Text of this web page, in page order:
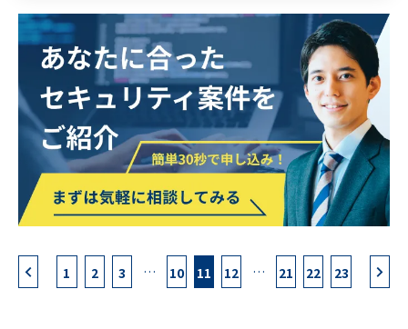
■フリーソフト管理：導入審査、台帳管
理・棚卸
■企画・ガバナンス
・中長期のセキュリティアーキテクチャ見
直し、ロードマップ検討
・必要に応じた情シス運用サポート（範囲
は相談）
分析・改善提案）
・セキュリティ教育設計・実施（社内向け
教材作成、研修ファシリテーション）
・セキュリティロードマップ策定（中長期
施策、ゼロトラスト／EDR／XDR／SASE
等の導入計画検討）
・情シス運用支援の実務（資産管理、ソフ
トウェア台帳管理、ライセンス監査）
・インシデントハンドリング（一次切り分
け～エスカレーション、再発防止策立案）
守・ベンダーと連携した障害対応、更新計
画）
1 2 3 … 10 11 12 … 21 22 23